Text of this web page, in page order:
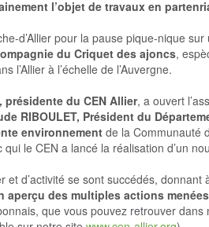
l’objet de travaux en
d’Allier pour la pause pique-nique
du Criquet des ajoncs,
l’Allier à l’échelle de l’Auvergne.
présidente du CEN Allier, a ouvert
RIBOULET, Président du
environnementde la Communauté
le CEN a lancé la réalisation d’un
et d’activité se sont succédés, donnant
aperçu des multiples actions
que vous pouvez retrouver dans